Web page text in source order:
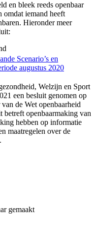
en bleek reeds openbaar
omdat iemand heeft
Hieronder meer
Scenario’s en
augustus 2020
Welzijn en Sport
een besluit genomen op
de Wet openbaarheid
betreft openbaarmaking van
hebben op informatie
maatregelen over de
gemaakt